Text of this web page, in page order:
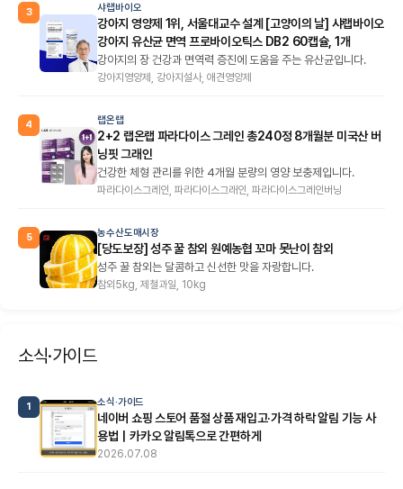
3 샤랩바이오
강아지 영양제 1위, 서울대교수 설계 [고양이의 날] 샤랩바이오
강아지 유산균 면역 프로바이오틱스 DB2 60캡슐, 1개
강아지의 장 건강과 면역력 증진에 도움을 주는 유산균입니다.
강아지영양제, 강아지설사, 애견영양제
4 랩온랩
2+2 랩온랩 파라다이스 그레인 총240정 8개월분 미국산 버
닝핏 그래인
건강한 체형 관리를 위한 4개월 분량의 영양 보충제입니다.
파라다이스그레인, 파라다이스그래인, 파라다이스그레인버닝
5 농수산도매시장
[당도보장] 성주 꿀 참외 원예농협 꼬마 못난이 참외
성주 꿀 참외는 달콤하고 신선한 맛을 자랑합니다.
참외5kg, 제철과일, 10kg
소식·가이드
1 소식·가이드
네이버 쇼핑 스토어 품절 상품 재입고·가격 하락 알림 기능 사
용법｜카카오 알림톡으로 간편하게
2026.07.08